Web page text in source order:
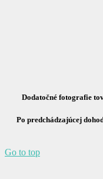
Dodatočné fotografie
Po predchádzajúcej
Go to top